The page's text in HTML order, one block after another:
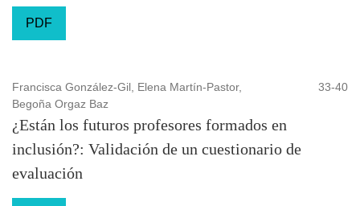
PDF
Francisca González-Gil, Elena Martín-Pastor,
Begoña Orgaz Baz
33-40
¿Están los futuros profesores formados en
inclusión?: Validación de un cuestionario de
evaluación